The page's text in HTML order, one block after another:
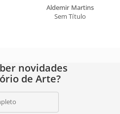
Aldemir Martins
Sem Título
novidades
de Arte?